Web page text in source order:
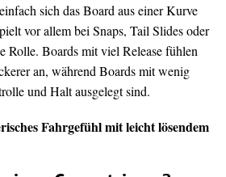
sich das Board aus einer Kurve
vor allem bei Snaps, Tail Slides oder
Rolle. Boards mit viel Release fühlen
an, während Boards mit wenig
und Halt ausgelegt sind.
Fahrgefühl mit leicht lösendem